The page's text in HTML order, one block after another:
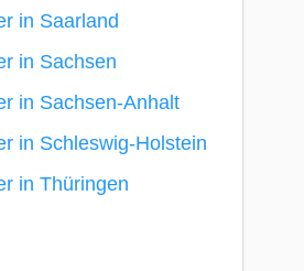
in Saarland
in Sachsen
in Sachsen-Anhalt
in Schleswig-Holstein
in Thüringen